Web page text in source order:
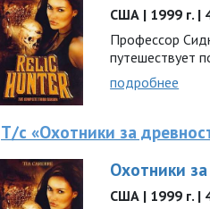
США | 1999 г. |
Профессор
путешествует
подробнее
Т/с «Охотники за
Охотники
США | 1999 г. |